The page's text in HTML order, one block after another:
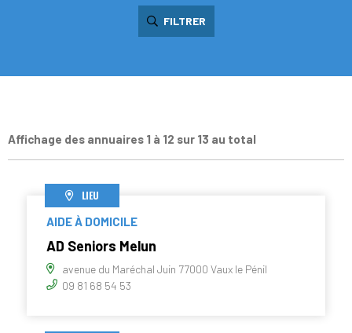
FILTRER
Affichage des annuaires 1 à 12 sur 13 au total
LIEU
AIDE À DOMICILE
AD Seniors Melun
avenue du Maréchal Juin 77000 Vaux le Pénil
09 81 68 54 53